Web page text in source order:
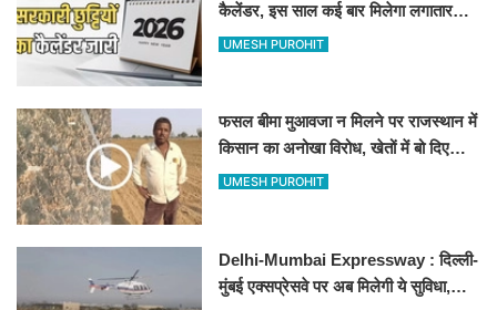
कैलेंडर, इस साल कई बार मिलेगा लगातार
अवकाश, देखें
UMESH PUROHIT
फसल बीमा मुआवजा न मिलने पर राजस्थान में
किसान का अनोखा विरोध, खेतों में बो दिए
500-500 रुपए के नोट, वीडियो वायरल
UMESH PUROHIT
Delhi-Mumbai Expressway : दिल्ली-
मुंबई एक्सप्रेसवे पर अब मिलेगी ये सुविधा,